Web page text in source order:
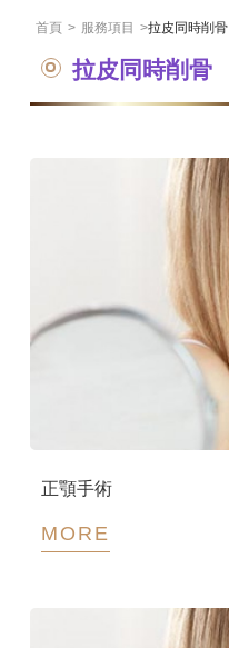
首頁 > 服務項目 >拉皮同時削骨
拉皮同時削骨
正顎手術
MORE